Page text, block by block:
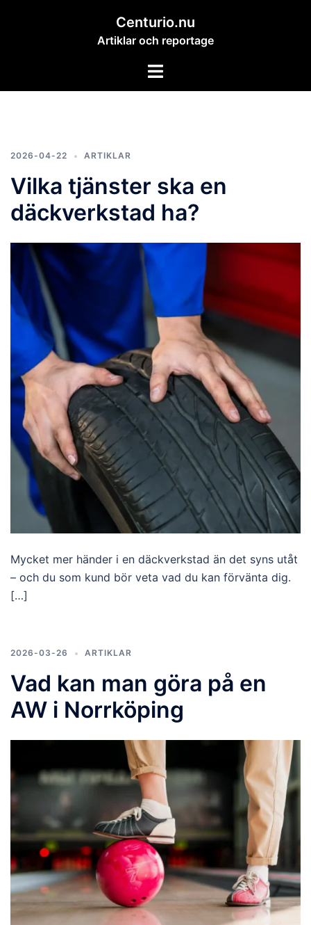
Centurio.nu
Artiklar och reportage
Slå
2026-04-22 ARTIKLAR
Vilka tjänster ska en
däckverkstad ha?
Mycket mer händer i en däckverkstad än det syns utåt
– och du som kund bör veta vad du kan förvänta dig.
[…]
2026-03-26 ARTIKLAR
Vad kan man göra på en
AW i Norrköping